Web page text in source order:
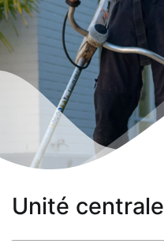
Unité centrale